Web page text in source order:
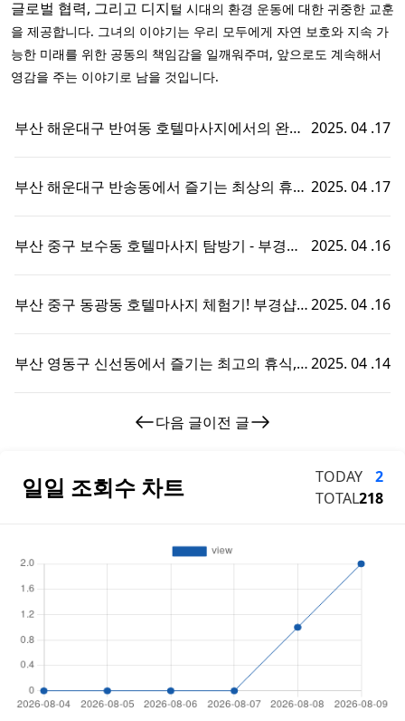
글로벌 협력, 그리고 디지털 시대의 환경 운동에 대한 귀중한 교훈
을 제공합니다. 그녀의 이야기는 우리 모두에게 자연 보호와 지속 가
능한 미래를 위한 공동의 책임감을 일깨워주며, 앞으로도 계속해서
영감을 주는 이야기로 남을 것입니다.
부산 해운대구 반여동 호텔마사지에서의 완벽 2025. 04 .17
부산 해운대구 반송동에서 즐기는 최상의 휴식, 2025. 04 .17
부산 중구 보수동 호텔마사지 탐방기 - 부경샵
2025. 04 .16
부산 중구 동광동 호텔마사지 체험기! 부경샵에2025. 04 .16
부산 영동구 신선동에서 즐기는 최고의 휴식,
2025. 04 .14
다음 글이전 글
일일 조회수 차트 TODAY
2
TOTAL218